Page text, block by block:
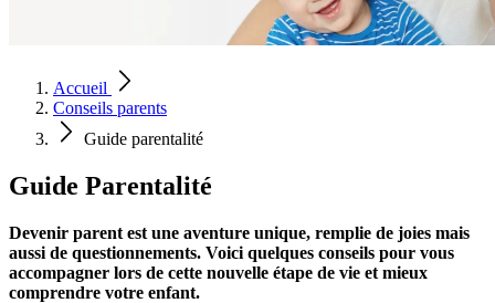
Accueil
Conseils parents
Guide parentalité
Guide Parentalité
Devenir parent est une aventure unique, remplie de joies mais
aussi de questionnements. Voici quelques conseils pour vous
accompagner lors de cette nouvelle étape de vie et mieux
comprendre votre enfant.